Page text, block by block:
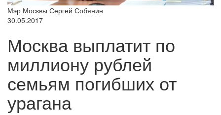
Мэр Москвы Сергей Собянин
30.05.2017
Москва выплатит по
миллиону рублей
семьям погибших от
урагана